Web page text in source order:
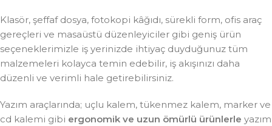
Klasör, şeffaf dosya, fotokopi kâğıdı, sürekli form, ofis araç
gereçleri ve masaüstü düzenleyiciler gibi geniş ürün
seçeneklerimizle iş yerinizde ihtiyaç duyduğunuz tüm
malzemeleri kolayca temin edebilir, iş akışınızı daha
düzenli ve verimli hale getirebilirsiniz.
Yazım araçlarında; uçlu kalem, tükenmez kalem, marker ve
cd kalemi gibi ergonomik ve uzun ömürlü ürünlerle yazım